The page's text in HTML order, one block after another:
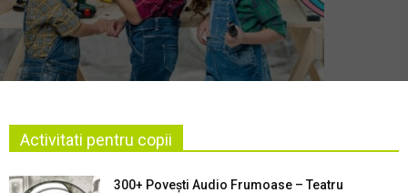
Activitati pentru copii
300+ Povești Audio Frumoase – Teatru